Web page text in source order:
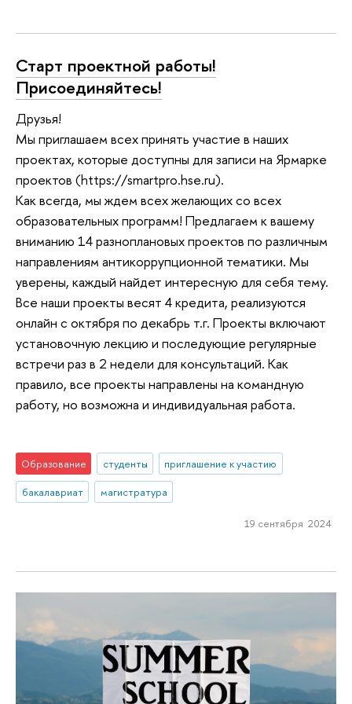
Старт проектной работы!
Присоединяйтесь!
Друзья!
Мы приглашаем всех принять участие в наших
проектах, которые доступны для записи на Ярмарке
проектов (https://smartpro.hse.ru).
Как всегда, мы ждем всех желающих со всех
образовательных программ! Предлагаем к вашему
вниманию 14 разноплановых проектов по различным
направлениям антикоррупционной тематики. Мы
уверены, каждый найдет интересную для себя тему.
Все наши проекты весят 4 кредита, реализуются
онлайн с октября по декабрь т.г. Проекты включают
установочную лекцию и последующие регулярные
встречи раз в 2 недели для консультаций. Как
правило, все проекты направлены на командную
работу, но возможна и индивидуальная работа.
Образование студенты
приглашение к участию
бакалавриат
магистратура
19 сентября 2024